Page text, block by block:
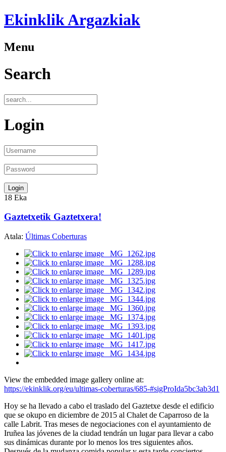
Ekinklik Argazkiak
Menu
Search
Login
18 Eka
Gaztetxetik Gaztetxera!
Atala: Últimas Coberturas
View the embedded image gallery online at:
https://ekinklik.org/eu/ultimas-coberturas/685-#sigProIda5bc3ab3d1
Hoy se ha llevado a cabo el traslado del Gaztetxe desde el edificio
que se okupo en diciembre de 2015 al Chalet de Caparroso de la
calle Labrit. Tras meses de negociaciones con el ayuntamiento de
Iruñea las jóvenes de la ciudad tendrán un lugar para llevar a cabo
sus dinámicas durante por lo menos los tres siguientes años.